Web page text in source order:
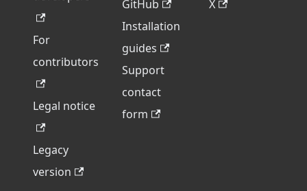
For
contributors
Legal notice
Legacy
version
GitHub
Installation
guides
Support
contact
form
X